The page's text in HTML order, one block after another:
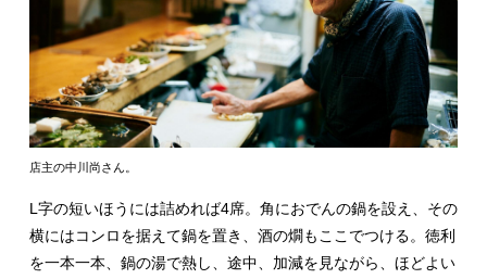
店主の中川尚さん。
L字の短いほうには詰めれば4席。角におでんの鍋を設え、その
横にはコンロを据えて鍋を置き、酒の燗もここでつける。徳利
を一本一本、鍋の湯で熱し、途中、加減を見ながら、ほどよい